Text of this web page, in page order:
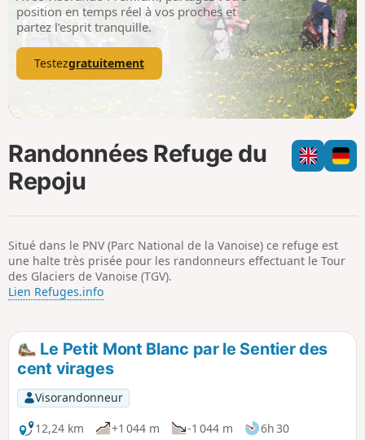
p
position en temps réel à vos proches et
partez l’esprit tranquille.
Testezgratuitement
Randonnées Refuge du
Repoju
Situé dans le PNV (Parc National de la Vanoise) ce refuge est
une halte très prisée pour les randonneurs effectuant le Tour
des Glaciers de Vanoise (TGV).
Lien Refuges.info
Le Petit Mont Blanc par le Sentier des
cent virages
Visorandonneur
12,24 km
+1 044 m -1 044 m
6h 30